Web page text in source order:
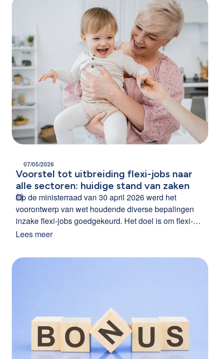
07/05/2026
Voorstel tot uitbreiding flexi-jobs naar
alle sectoren: huidige stand van zaken
Op de ministerraad van 30 april 2026 werd het
voorontwerp van wet houdende diverse bepalingen
inzake flexi-jobs goedgekeurd. Het doel is om flexi-
jobs mogelijk te maken in bijna alle sectoren.
wijzigingen zouden ingaan.
Lees meer